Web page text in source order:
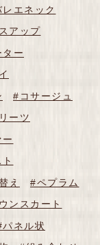
エネック
アップ
ー
#コサージュ
ーツ
え
#ペプラム
ンスカート
パネル状